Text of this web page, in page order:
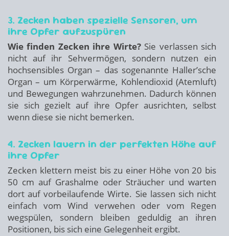
3. Zecken haben spezielle Sensoren, um
ihre Opfer aufzuspüren
Wie finden Zecken ihre Wirte?Sie verlassen sich
nicht auf ihr Sehvermögen, sondern nutzen ein
hochsensibles Organ – das sogenannte Haller’sche
Organ – um Körperwärme, Kohlendioxid (Atemluft)
und Bewegungen wahrzunehmen. Dadurch können
sie sich gezielt auf ihre Opfer ausrichten, selbst
wenn diese sie nicht bemerken.
4. Zecken lauern in der perfekten Höhe auf
ihre Opfer
Zecken klettern meist bis zu einer Höhe von 20 bis
50 cm auf Grashalme oder Sträucher und warten
dort auf vorbeilaufende Wirte. Sie lassen sich nicht
einfach vom Wind verwehen oder vom Regen
wegspülen, sondern bleiben geduldig an ihren
Positionen, bis sich eine Gelegenheit ergibt.